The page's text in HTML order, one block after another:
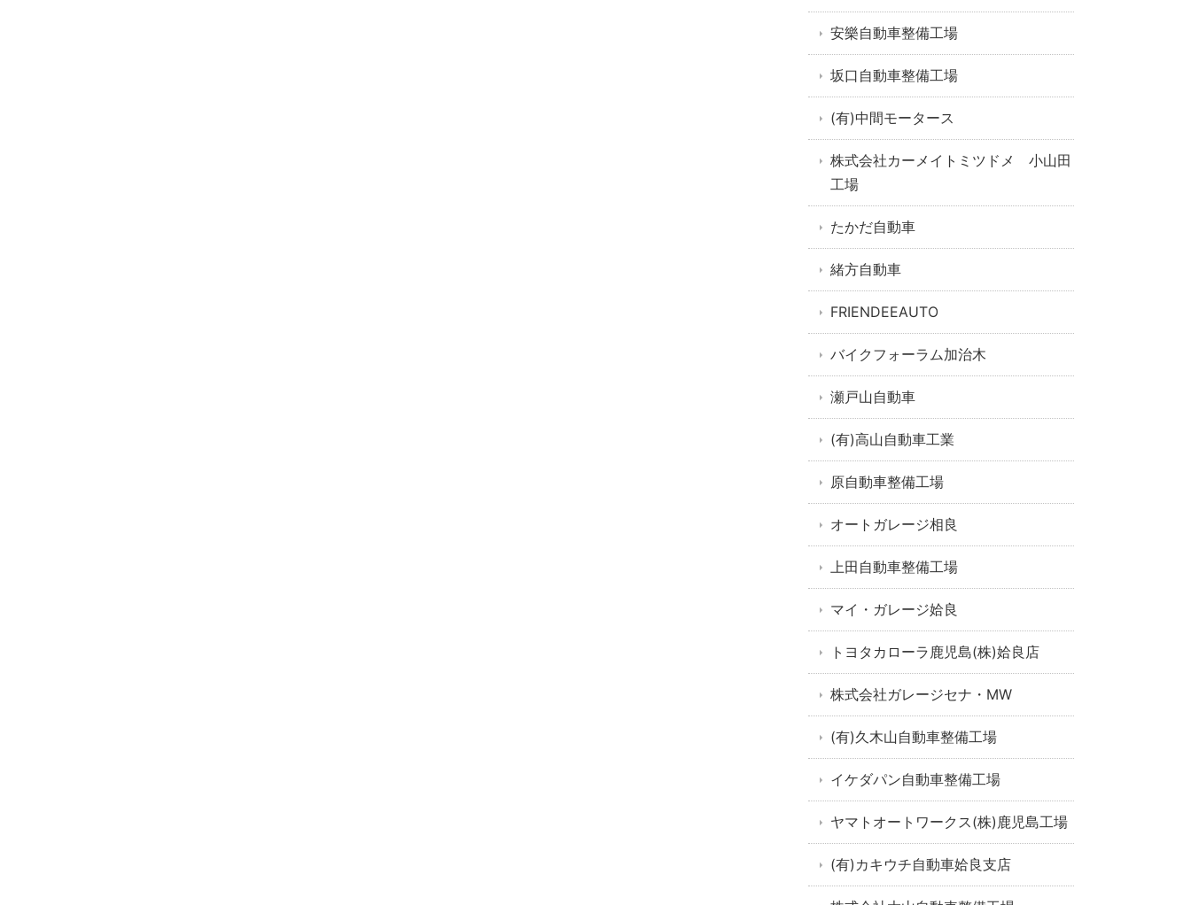
安樂自動車整備工場
坂口自動車整備工場
(有)中間モータース
株式会社カーメイトミツドメ 小山田
工場
たかだ自動車
緒方自動車
FRIENDEEAUTO
バイクフォーラム加治木
瀬戸山自動車
(有)高山自動車工業
原自動車整備工場
オートガレージ相良
上田自動車整備工場
マイ・ガレージ姶良
トヨタカローラ鹿児島(株)姶良店
株式会社ガレージセナ・MW
(有)久木山自動車整備工場
イケダパン自動車整備工場
ヤマトオートワークス(株)鹿児島工場
(有)カキウチ自動車姶良支店